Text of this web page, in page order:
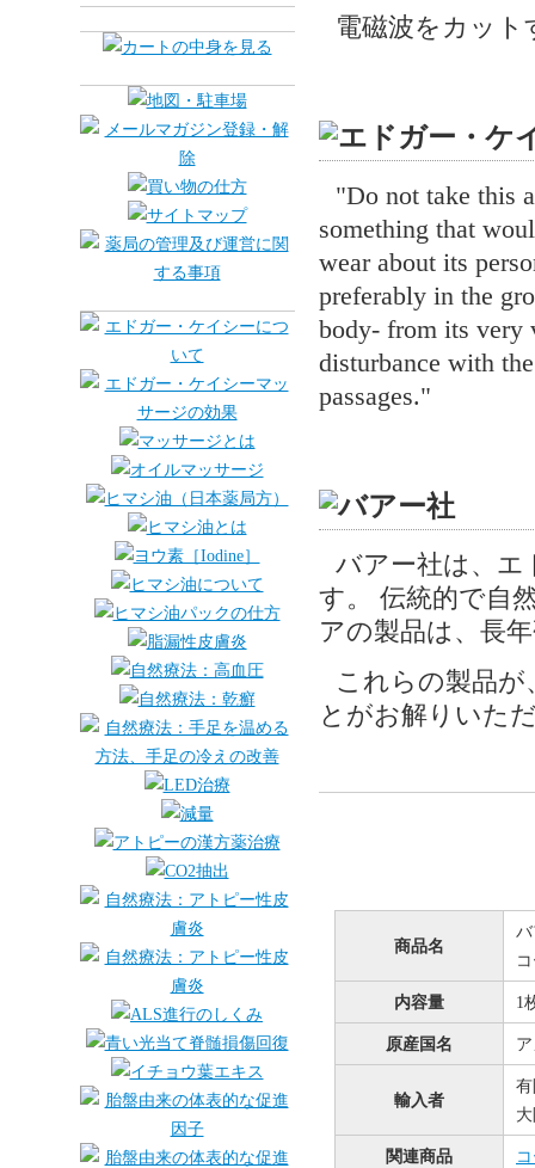
電磁波をカッ
"Do not take this
something that
wear about its
preferably in the
body- from its very
disturbance with
passages."
バアー社は、エ
す。 伝統的で自
アの製品は、長
これらの製品
とがお解りいた
商品名
内容量 1
原産国名
輸入者
関連商品